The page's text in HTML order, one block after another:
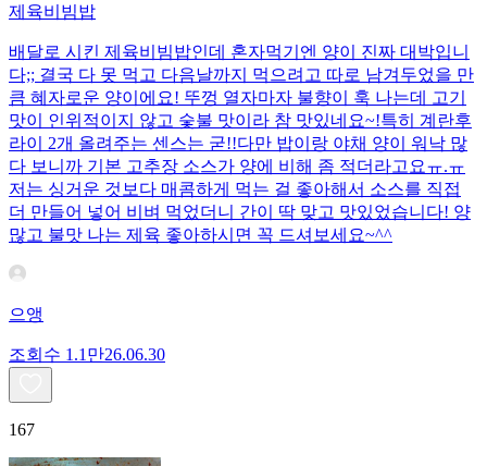
제육비빔밥
배달로 시킨 제육비빔밥인데 혼자먹기엔 양이 진짜 대박입니
다;; 결국 다 못 먹고 다음날까지 먹으려고 따로 남겨두었을 만
큼 혜자로운 양이에요! 뚜껑 열자마자 불향이 훅 나는데 고기
맛이 인위적이지 않고 숯불 맛이라 참 맛있네요~!특히 계란후
라이 2개 올려주는 센스는 굳!! ​다만 밥이랑 야채 양이 워낙 많
다 보니까 기본 고추장 소스가 양에 비해 좀 적더라고요ㅠ.ㅠ
저는 싱거운 것보다 매콤하게 먹는 걸 좋아해서 소스를 직접
더 만들어 넣어 비벼 먹었더니 간이 딱 맞고 맛있었습니다! 양
많고 불맛 나는 제육 좋아하시면 꼭 드셔보세요~^^
으앵
조회수 1.1만26.06.30
167